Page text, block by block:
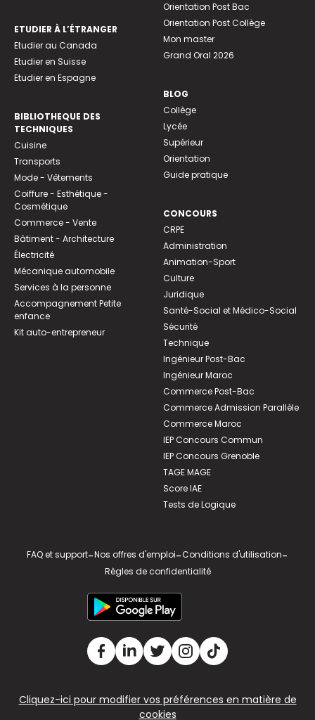
ETUDIER À L’ÉTRANGER
Etudier au Canada
Etudier en Suisse
Etudier en Espagne
BIBLIOTHEQUE DES
TECHNIQUES
Cuisine
Transports
Mode - Vêtements
Coiffure - Esthétique -
Cosmétique
Commerce - Vente
Bâtiment - Architecture
Électricité
Mécanique automobile
Services à la personne
Accompagnement Petite
enfance
Kit auto-entrepreneur
Orientation Post Bac
Orientation Post Collège
Mon master
Grand Oral 2026
BLOG
Collège
Lycée
Supérieur
Orientation
Guide pratique
CONCOURS
CRPE
Administration
Animation-Sport
Culture
Juridique
Santé-Social et Médico-Social
Sécurité
Technique
Ingénieur Post-Bac
Ingénieur Maroc
Commerce Post-Bac
Commerce Admission Parallèle
Commerce Maroc
IEP Concours Commun
IEP Concours Grenoble
TAGE MAGE
Score IAE
Tests de Logique
FAQ et support-Nos offres d'emploi-Conditions d'utilisation-
Règles de confidentialité
Cliquez-ici pour modifier vos préférences en matière de
cookies